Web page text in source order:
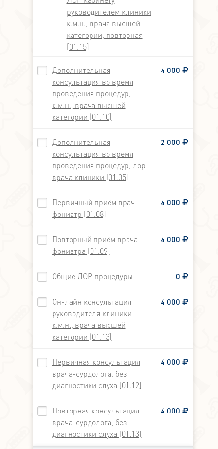
руководителем клиники
к.м.н., врача высшей
категории, повторная
[01.15]
Дополнительная
консультация во время
проведения процедур,
к.м.н., врача высшей
категории [01.10]
4 000
Дополнительная
консультация во время
проведения процедур, лор
врача клиники [01.05]
2 000
Первичный приём врач-
фониатр [01.08]
4 000
Повторный приём врача-
фониатра [01.09]
4 000
Общие ЛОР процедуры 0
Он-лайн консультация
руководителя клиники
к.м.н., врача высшей
категории [01.13]
4 000
Первичная консультация
врача-сурдолога, без
диагностики слуха [01.12]
4 000
Повторная консультация
врача-сурдолога, без
диагностики слуха [01.13]
4 000